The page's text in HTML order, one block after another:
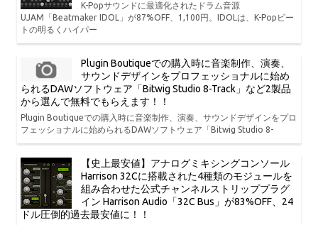
K-Popサウンドに最適化されたドラム音源
UJAM「Beatmaker IDOL」が87%OFF、1,100円。IDOLは、K-Popビー
トの明るくハイパー
Plugin Boutiqueでの購入時に音楽制作、演奏、
サウンドデザインをプロフェッショナルに始め
られるDAWソフトウェア「Bitwig Studio 8-Track」など2製品
から選んで無料でもらえます！！
Plugin Boutiqueでの購入時に音楽制作、演奏、サウンドデザインをプロ
フェッショナルに始められるDAWソフトウェア「Bitwig Studio 8-
【史上最安値】アナログミキシングコンソール
Harrison 32Cに搭載された4種類のモジュールを
組み合わせた公式チャンネルストリッププラグ
イン Harrison Audio「32C Bus」が83%OFF、24
ドル圧倒的過去最安値に！！